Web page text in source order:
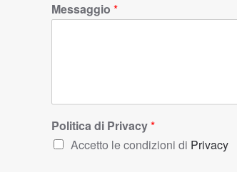
Messaggio *
Politica di Privacy*
Accetto le condizioni di Privacy